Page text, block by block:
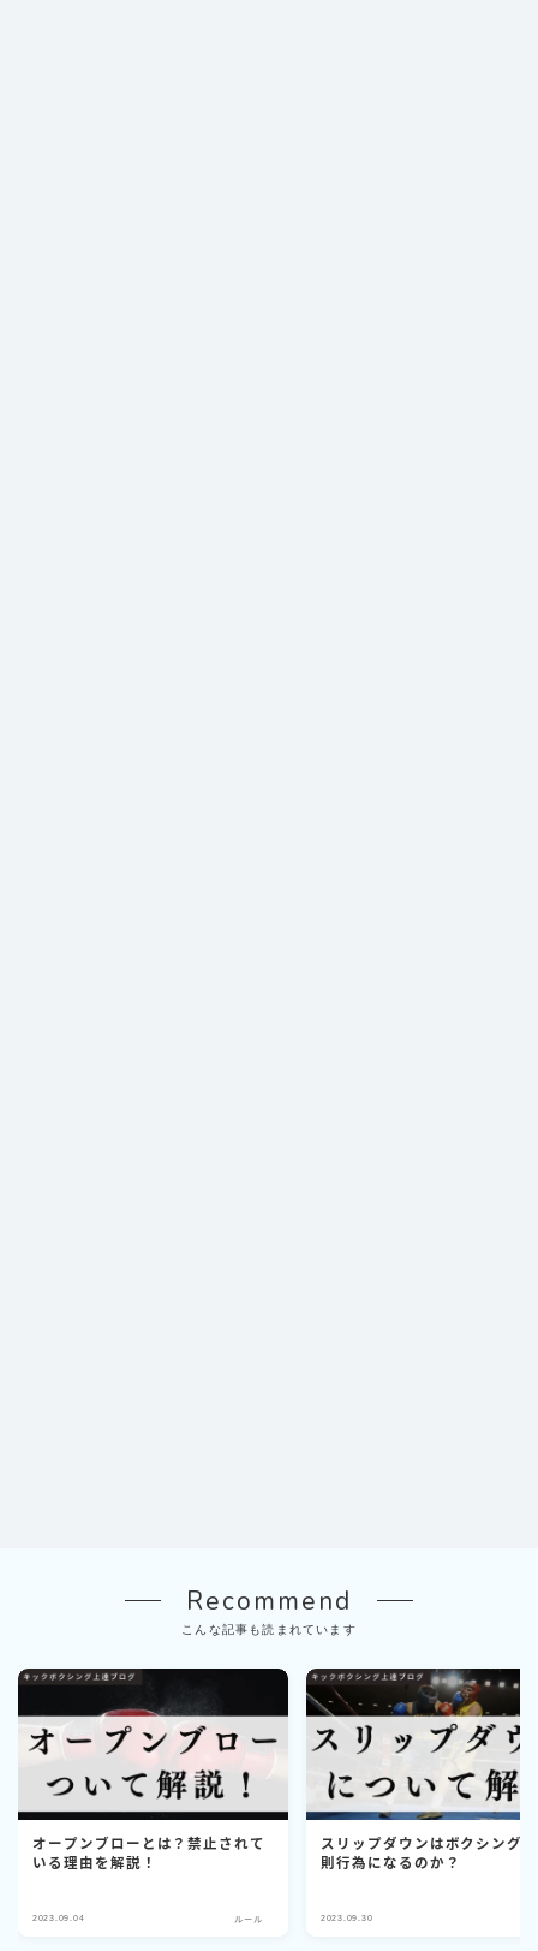
Follow Me
Recommend
こんな記事も読まれています
オープンブローとは？禁止されて
いる理由を解説！
2023.09.04 ルール
スリップダウンはボクシング
則行為になるのか？
2023.09.30